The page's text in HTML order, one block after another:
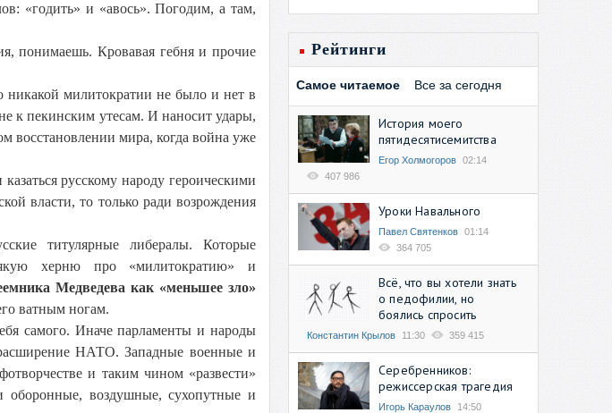
«годить» и «авось». Погодим, а там,
понимаешь. Кровавая гебня и прочие
никакой милитократии не было и нет в
к пекинским утесам. И наносит удары,
восстановлении мира, когда война уже
русскому народу героическими
власти, то только ради возрождения
титулярные либералы. Которые
херню про «милитократию» и
Медведева как «меньшее зло»
ватным ногам.
самого. Иначе парламенты и народы
НАТО. Западные военные и
и таким чином «развести»
оборонные, воздушные, сухопутные и
Рейтинги
Самое читаемое Все за сегодня
История моего
пятидесятисемитства
Егор Холмогоров 02:14
407 986
Уроки Навального
Павел Святенков 01:14
364 705
Всё, что вы хотели знать
о педофилии, но
боялись спросить
Константин Крылов 11:30 359 415
Серебренников:
режиссерская трагедия
Игорь Караулов
14:50